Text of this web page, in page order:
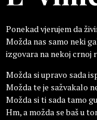
Ponekad vjerujem da
Možda nas samo neki
izgovara na nekoj crnoj
Možda si upravo sada
Možda te je sažvakalo
Možda si ti sada tamo
Hm, a možda se baš u